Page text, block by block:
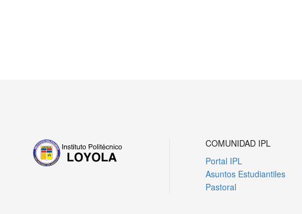
COMUNIDAD IPL
Portal IPL
Asuntos Estudiantiles
Pastoral